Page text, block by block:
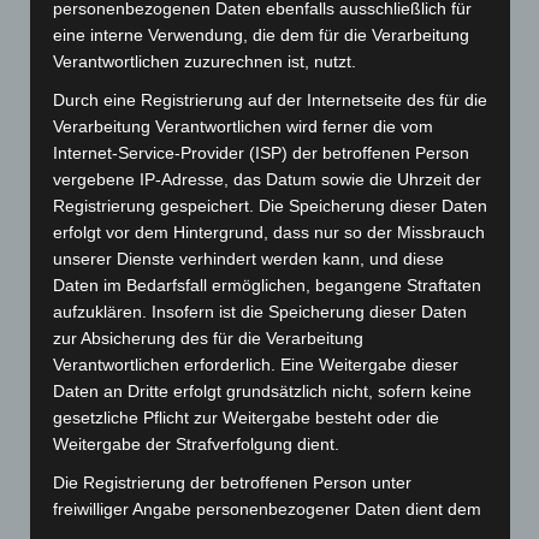
März 2026(115)
Februar 2026 (109)
Dezember 2025(103)
November 2025(114)
Oktober 2025
September 2025 (93)
August 2025(90)
Juli 2025(90)
Juni 2025(103)
Mai 2025(112)
April 2025(88)
März 2025(111)
Februar 2025(96)
Januar 2025(88)
personenbezogenen Daten ebenfalls ausschließlich für
eine interne Verwendung, die dem für die Verarbeitung
Verantwortlichen zuzurechnen ist, nutzt.
Durch eine Registrierung auf der Internetseite des für die
Verarbeitung Verantwortlichen wird ferner die vom
Internet-Service-Provider (ISP) der betroffenen Person
vergebene IP-Adresse, das Datum sowie die Uhrzeit der
Registrierung gespeichert. Die Speicherung dieser Daten
erfolgt vor dem Hintergrund, dass nur so der Missbrauch
unserer Dienste verhindert werden kann, und diese
Daten im Bedarfsfall ermöglichen, begangene Straftaten
aufzuklären. Insofern ist die Speicherung dieser Daten
zur Absicherung des für die Verarbeitung
Verantwortlichen erforderlich. Eine Weitergabe dieser
Daten an Dritte erfolgt grundsätzlich nicht, sofern keine
gesetzliche Pflicht zur Weitergabe besteht oder die
Weitergabe der Strafverfolgung dient.
Die Registrierung der betroffenen Person unter
freiwilliger Angabe personenbezogener Daten dient dem